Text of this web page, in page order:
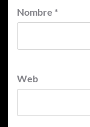
Nombre *
Web